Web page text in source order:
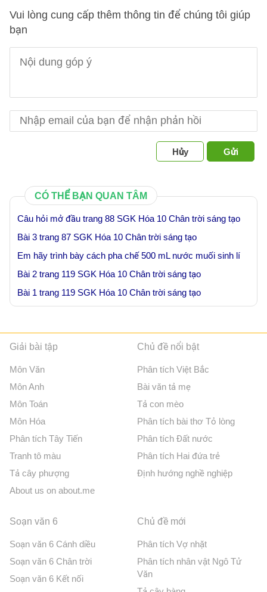
Vui lòng cung cấp thêm thông tin để chúng tôi giúp
bạn
Hủy Gửi
CÓ THỂ BẠN QUAN TÂM
Câu hỏi mở đầu trang 88 SGK Hóa 10 Chân trời sáng tạo
Bài 3 trang 87 SGK Hóa 10 Chân trời sáng tạo
Em hãy trình bày cách pha chế 500 mL nước muối sinh lí
Bài 2 trang 119 SGK Hóa 10 Chân trời sáng tạo
Bài 1 trang 119 SGK Hóa 10 Chân trời sáng tạo
Giải bài tập
Môn Văn
Môn Anh
Môn Toán
Môn Hóa
Phân tích Tây Tiến
Tranh tô màu
Tả cây phượng
About us on about.me
Chủ đề nổi bật
Phân tích Việt Bắc
Bài văn tả mẹ
Tả con mèo
Phân tích bài thơ Tỏ lòng
Phân tích Đất nước
Phân tích Hai đứa trẻ
Định hướng nghề nghiệp
Soạn văn 6
Soạn văn 6 Cánh diều
Soạn văn 6 Chân trời
Soạn văn 6 Kết nối
Chủ đề mới
Phân tích Vợ nhặt
Phân tích nhân vật Ngô Tử
Văn